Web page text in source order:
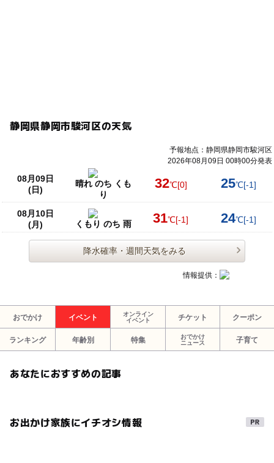
静岡県静岡市駿河区の天気
予報地点：静岡県静岡市駿河区
2026年08月09日 00時00分発表
08月09日
(日)
晴れ のち くも
り
32℃[0] 25℃[-1]
08月10日
(月)
くもり のち 雨 31℃[-1] 24℃[-1]
降水確率・週間天気をみる
情報提供：
おでかけ イベント
オンライン
イベント
チケット クーポン
ランキング 年齢別 特集
おでかけ
ニュース
子育て
あなたにおすすめの記事
お出かけ家族にイチオシ情報